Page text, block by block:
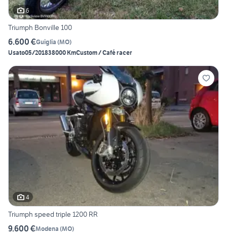
6
Triumph Bonville 100
6.600 €Guiglia (MO)
Usato05/201838000 KmCustom / Café racer
4
Triumph speed triple 1200 RR
9.600 €Modena (MO)